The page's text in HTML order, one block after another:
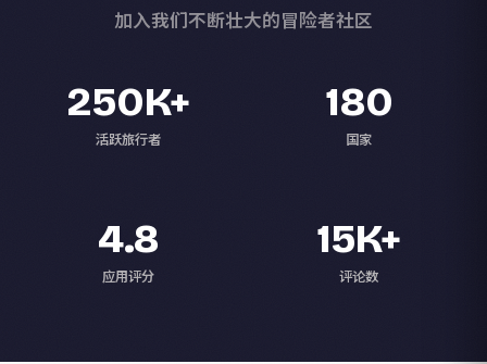
加入我们不断壮大的冒险者社区
250K+
活跃旅行者
180
国家
4.8
应用评分
15K+
评论数